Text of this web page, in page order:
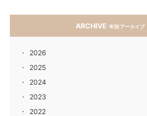
ARCHIVE 年別 アーカイブ
2026
2025
2024
2023
2022